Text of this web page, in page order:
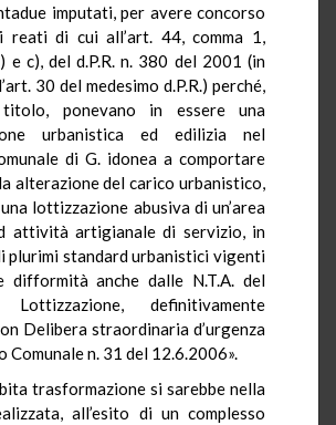
imputati, per avere concorso
di cui all’art. 44, comma 1,
e c), del d.P.R. n. 380 del 2001 (in
30 del medesimo d.P.R.) perché,
ponevano in essere una
urbanistica ed edilizia nel
di G. idonea a comportare
alterazione del carico urbanistico,
lottizzazione abusiva di un’area
attività artigianale di servizio, in
plurimi standard urbanistici vigenti
difformità anche dalle N.T.A. del
definitivamente
Delibera straordinaria d’urgenza
Comunale n. 31 del 12.6.2006».
trasformazione si sarebbe nella
all’esito di un complesso